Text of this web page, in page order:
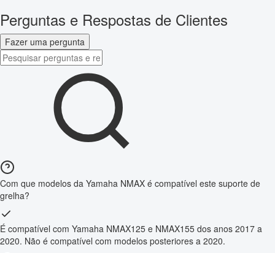
Perguntas e Respostas de Clientes
Fazer uma pergunta
Com que modelos da Yamaha NMAX é compatível este suporte de
grelha?
É compatível com Yamaha NMAX125 e NMAX155 dos anos 2017 a
2020. Não é compatível com modelos posteriores a 2020.